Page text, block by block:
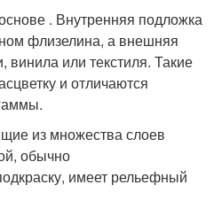
. Внутренняя подложка
флизелина, а внешняя
винила или текстиля. Такие
и отличаются
из множества слоев
обычно
имеет рельефный